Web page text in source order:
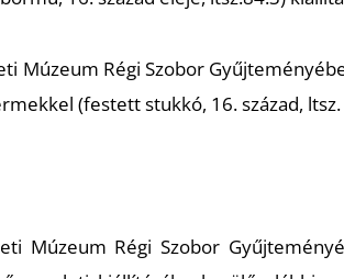
Múzeum Régi Szobor
(festett stukkó, 16. század,
Múzeum Régi Szobor